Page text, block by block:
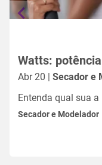
Watts:
Abr 20 | Secador e
Entenda qual sua
Secador e Modelador